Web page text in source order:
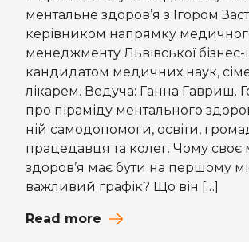
ментальне здоров’я з Ігором
керівником напрямку
менеджменту Львівської
кандидатом медичних наук,
лікарем. Ведуча: Ганна Гавриш.
про піраміду ментального
ній самодопомоги, освіти,
працедавця та колег. Чому своє
здоров’я має бути на першому
важливий графік? Що він […]
Read more